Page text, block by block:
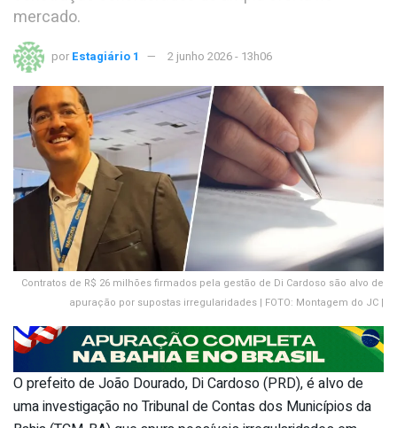
mercado.
por Estagiário 1 2 junho 2026 - 13h06
Contratos de R$ 26 milhões firmados pela gestão de Di Cardoso são alvo de
apuração por supostas irregularidades | FOTO: Montagem do JC |
O prefeito de João Dourado, Di Cardoso (PRD), é alvo de
uma investigação no Tribunal de Contas dos Municípios da